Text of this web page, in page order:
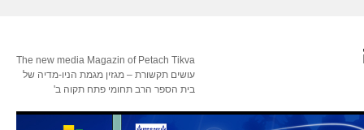
The new media Magazin of Petach Tikva
עושים תקשורת – מגזין מגמת הניו-מדיה של
בית הספר הרב תחומי פתח תקוה ב'